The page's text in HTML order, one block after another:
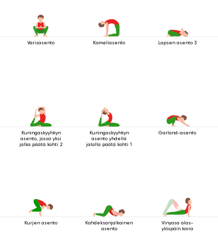
Varisasento Kameliasento Lapsen asento 3
Kuningaskyyhkyn
asento, jossa yksi
jalka päätä kohti 2
Kuningaskyyhkyn
asento yhdellä
jalalla päätä kohti 1
Garland-asento
Kurjen asento
Kahdeksanjalkainen
asento
Vinyasa alas-
ylöspäin koira